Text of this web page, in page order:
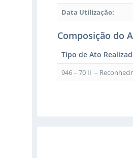
Data Utilização:
Composição do
Tipo de Ato
946 – 70 II –